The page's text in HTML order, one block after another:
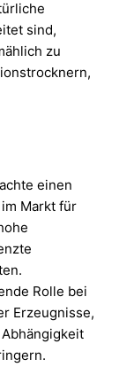
sind,
zu
einen
im Markt für
Rolle bei
Erzeugnisse,